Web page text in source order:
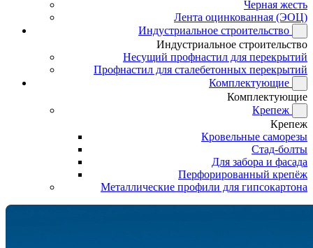
Черная жесть
Лента оцинкованная (ЭОЦ)
Индустриальное строительство
Индустриальное строительство
Несущий профнастил для перекрытий
Профнастил для сталебетонных перекрытий
Комплектующие
Комплектующие
Крепеж
Крепеж
Кровельные саморезы
Стад-болты
Для забора и фасада
Перфорированный крепёж
Металлические профили для гипсокартона